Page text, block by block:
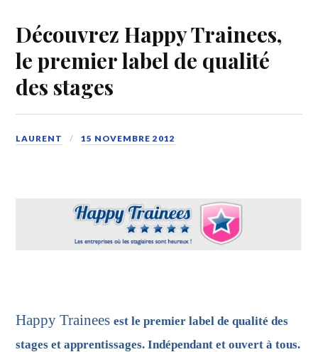
Découvrez Happy Trainees,
le premier label de qualité
des stages
LAURENT 15 NOVEMBRE 2012
Happy Traineesest le premier label de qualité des
stages et apprentissages. Indépendant et ouvert à tous.